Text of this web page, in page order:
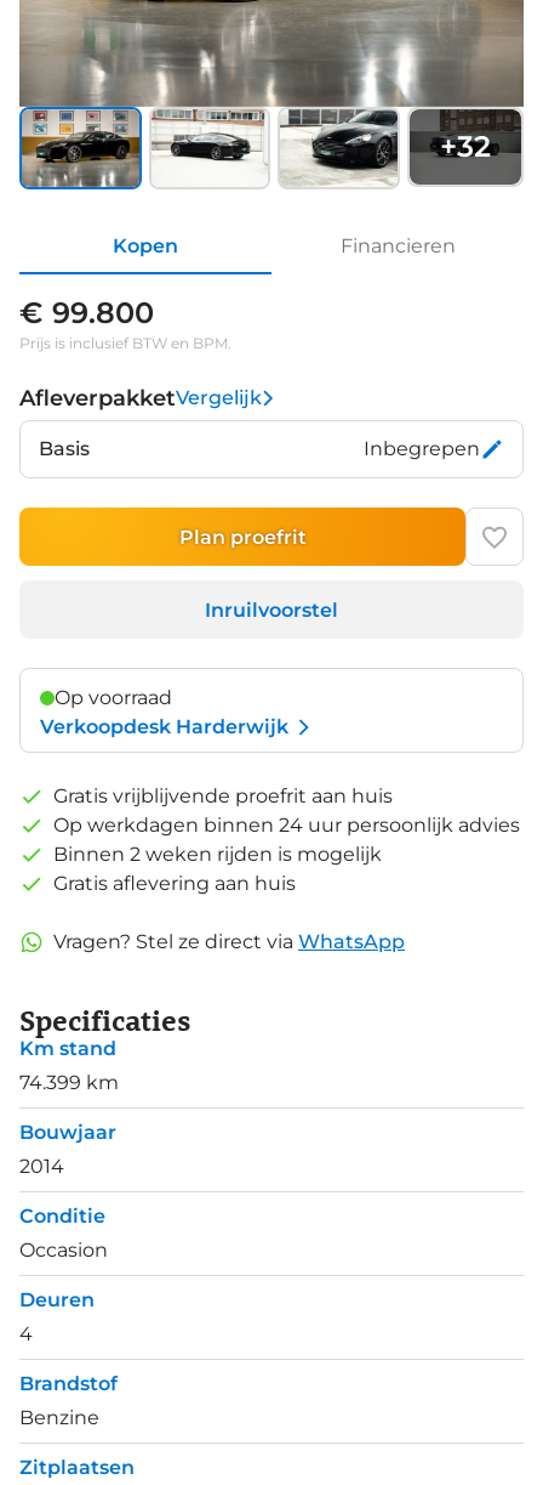
+32
Kopen Financieren
€ 99.800
Prijs is inclusief BTW en BPM.
AfleverpakketVergelijk
Basis Inbegrepen
Plan proefrit
Inruilvoorstel
Op voorraad
Verkoopdesk Harderwijk
Gratis vrijblijvende proefrit aan huis
Op werkdagen binnen 24 uur persoonlijk advies
Binnen 2 weken rijden is mogelijk
Gratis aflevering aan huis
Vragen? Stel ze direct via WhatsApp
Specificaties
Km stand
74.399 km
Bouwjaar
2014
Conditie
Occasion
Deuren
4
Brandstof
Benzine
Zitplaatsen